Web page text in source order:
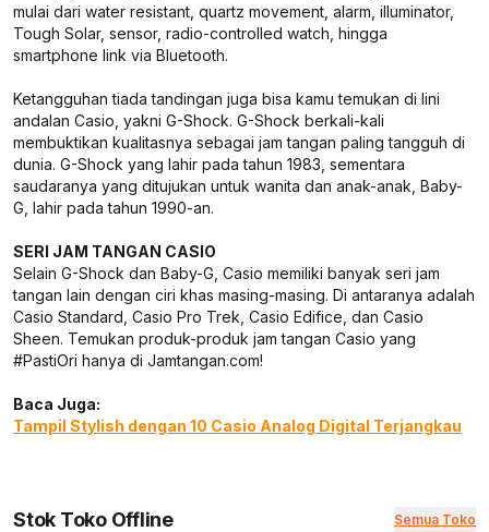
mulai dari water resistant, quartz movement, alarm, illuminator,
Tough Solar, sensor, radio-controlled watch, hingga
smartphone link via Bluetooth.
Ketangguhan tiada tandingan juga bisa kamu temukan di lini
andalan Casio, yakni G-Shock. G-Shock berkali-kali
membuktikan kualitasnya sebagai jam tangan paling tangguh di
dunia. G-Shock yang lahir pada tahun 1983, sementara
saudaranya yang ditujukan untuk wanita dan anak-anak, Baby-
G, lahir pada tahun 1990-an.
SERI JAM TANGAN CASIO
Selain G-Shock dan Baby-G, Casio memiliki banyak seri jam
tangan lain dengan ciri khas masing-masing. Di antaranya adalah
Casio Standard, Casio Pro Trek, Casio Edifice, dan Casio
Sheen. Temukan produk-produk jam tangan Casio yang
#PastiOri hanya di Jamtangan.com!
Baca Juga:
Tampil Stylish dengan 10 Casio Analog Digital Terjangkau
Stok Toko Offline Semua Toko